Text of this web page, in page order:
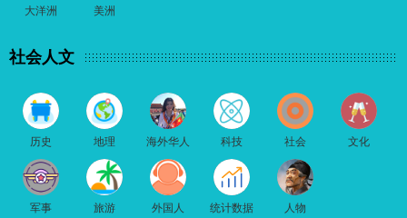
大洋洲 美洲
社会人文
历史 地理 海外华人 科技 社会 文化
军事 旅游 外国人 统计数据 人物